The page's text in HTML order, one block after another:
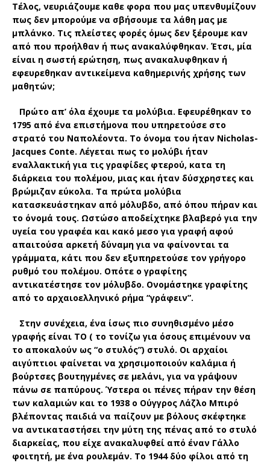
Τέλος, νευριάζουμε καθε φορα που μας υπενθυμίζουν
πως δεν μπορούμε να σβήσουμε τα λάθη μας με
μπλάνκο. Τις πλείστες φορές όμως δεν ξέρουμε καν
από που προήλθαν ή πως ανακαλύφθηκαν. Έτσι, μία
είναι η σωστή ερώτηση, πως ανακαλυφθηκαν ή
εφευρεθηκαν αντικείμενα καθημερινής χρήσης των
μαθητών;
Πρώτο απ’ όλα έχουμε τα μολύβια. Εφευρέθηκαν το
1795 από ένα επιστήμονα που υπηρετούσε στο
στρατό του Ναπολέοντα. Το όνομα του ήταν Nicholas-
Jacques Conte. Λέγεται πως το μολύβι ήταν
εναλλακτική για τις γραφίδες φτερού, κατα τη
διάρκεια του πολέμου, μιας και ήταν δύσχρηστες και
βρώμιζαν εύκολα. Τα πρώτα μολύβια
κατασκευάστηκαν από μόλυβδο, από όπου πήραν και
το όνομά τους. Ωστώσο αποδείχτηκε βλαβερό για την
υγεία του γραφέα και κακό μεσο για γραφή αφού
απαιτούσα αρκετή δύναμη για να φαίνονται τα
γράμματα, κάτι που δεν εξυπηρετούσε τον γρήγορο
ρυθμό του πολέμου. Οπότε ο γραφίτης
αντικατέστησε τον μόλυβδο. Ονομάστηκε γραφίτης
από το αρχαιοελληνικό ρήμα “γράφειν”.
Στην συνέχεια, ένα ίσως πιο συνηθισμένο μέσο
γραφής είναι ΤΟ ( το τονίζω για όσους επιμένουν να
το αποκαλούν ως “ο στυλός”) στυλό. Οι αρχαίοι
αιγύπτιοι φαίνεται να χρησιμοποιούν καλάμια ή
βούρτσες βουτηγμένες σε μελάνι, για να γράψουν
πάνω σε παπύρους. Ύστερα οι πένες πήραν την θέση
των καλαμιών και το 1938 ο Ούγγρος Λάζλο Μπιρό
βλέποντας παιδιά να παίζουν με βόλους σκέφτηκε
να αντικαταστήσει την μύτη της πένας από το στυλό
διαρκείας, που είχε ανακαλυφθεί από έναν Γάλλο
φοιτητή, με ένα ρουλεμάν. Το 1944 δύο φίλοι από τη